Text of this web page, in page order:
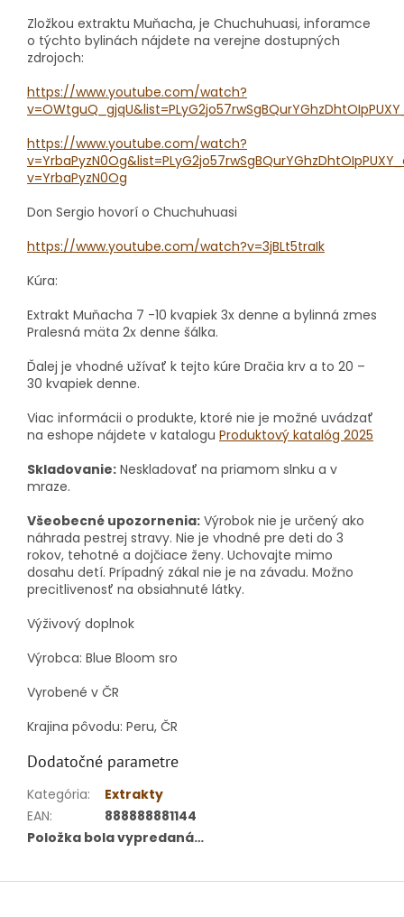
Zložkou extraktu Muňacha, je Chuchuhuasi, inforamce
o týchto bylinách nájdete na verejne dostupných
zdrojoch:
https://www.youtube.com/watch?
https://www.youtube.com/watch?
v=YrbaPyzN0Og
Don Sergio hovorí o Chuchuhuasi
https://www.youtube.com/watch?v=3jBLt5traIk
Kúra:
Extrakt Muňacha 7 -10 kvapiek 3x denne a bylinná zmes
Pralesná mäta 2x denne šálka.
Ďalej je vhodné užívať k tejto kúre Dračia krv a to 20 –
30 kvapiek denne.
Viac informácii o produkte, ktoré nie je možné uvádzať
na eshope nájdete v katalogu Produktový katalóg 2025
Skladovanie: Neskladovať na priamom slnku a v
mraze.
Všeobecné upozornenia: Výrobok nie je určený ako
náhrada pestrej stravy. Nie je vhodné pre deti do 3
rokov, tehotné a dojčiace ženy. Uchovajte mimo
dosahu detí. Prípadný zákal nie je na závadu. Možno
precitlivenosť na obsiahnuté látky.
Výživový doplnok
Výrobca: Blue Bloom sro
Vyrobené v ČR
Krajina pôvodu: Peru, ČR
Dodatočné parametre
Kategória:
Extrakty
EAN:
888888881144
Položka bola vypredaná…